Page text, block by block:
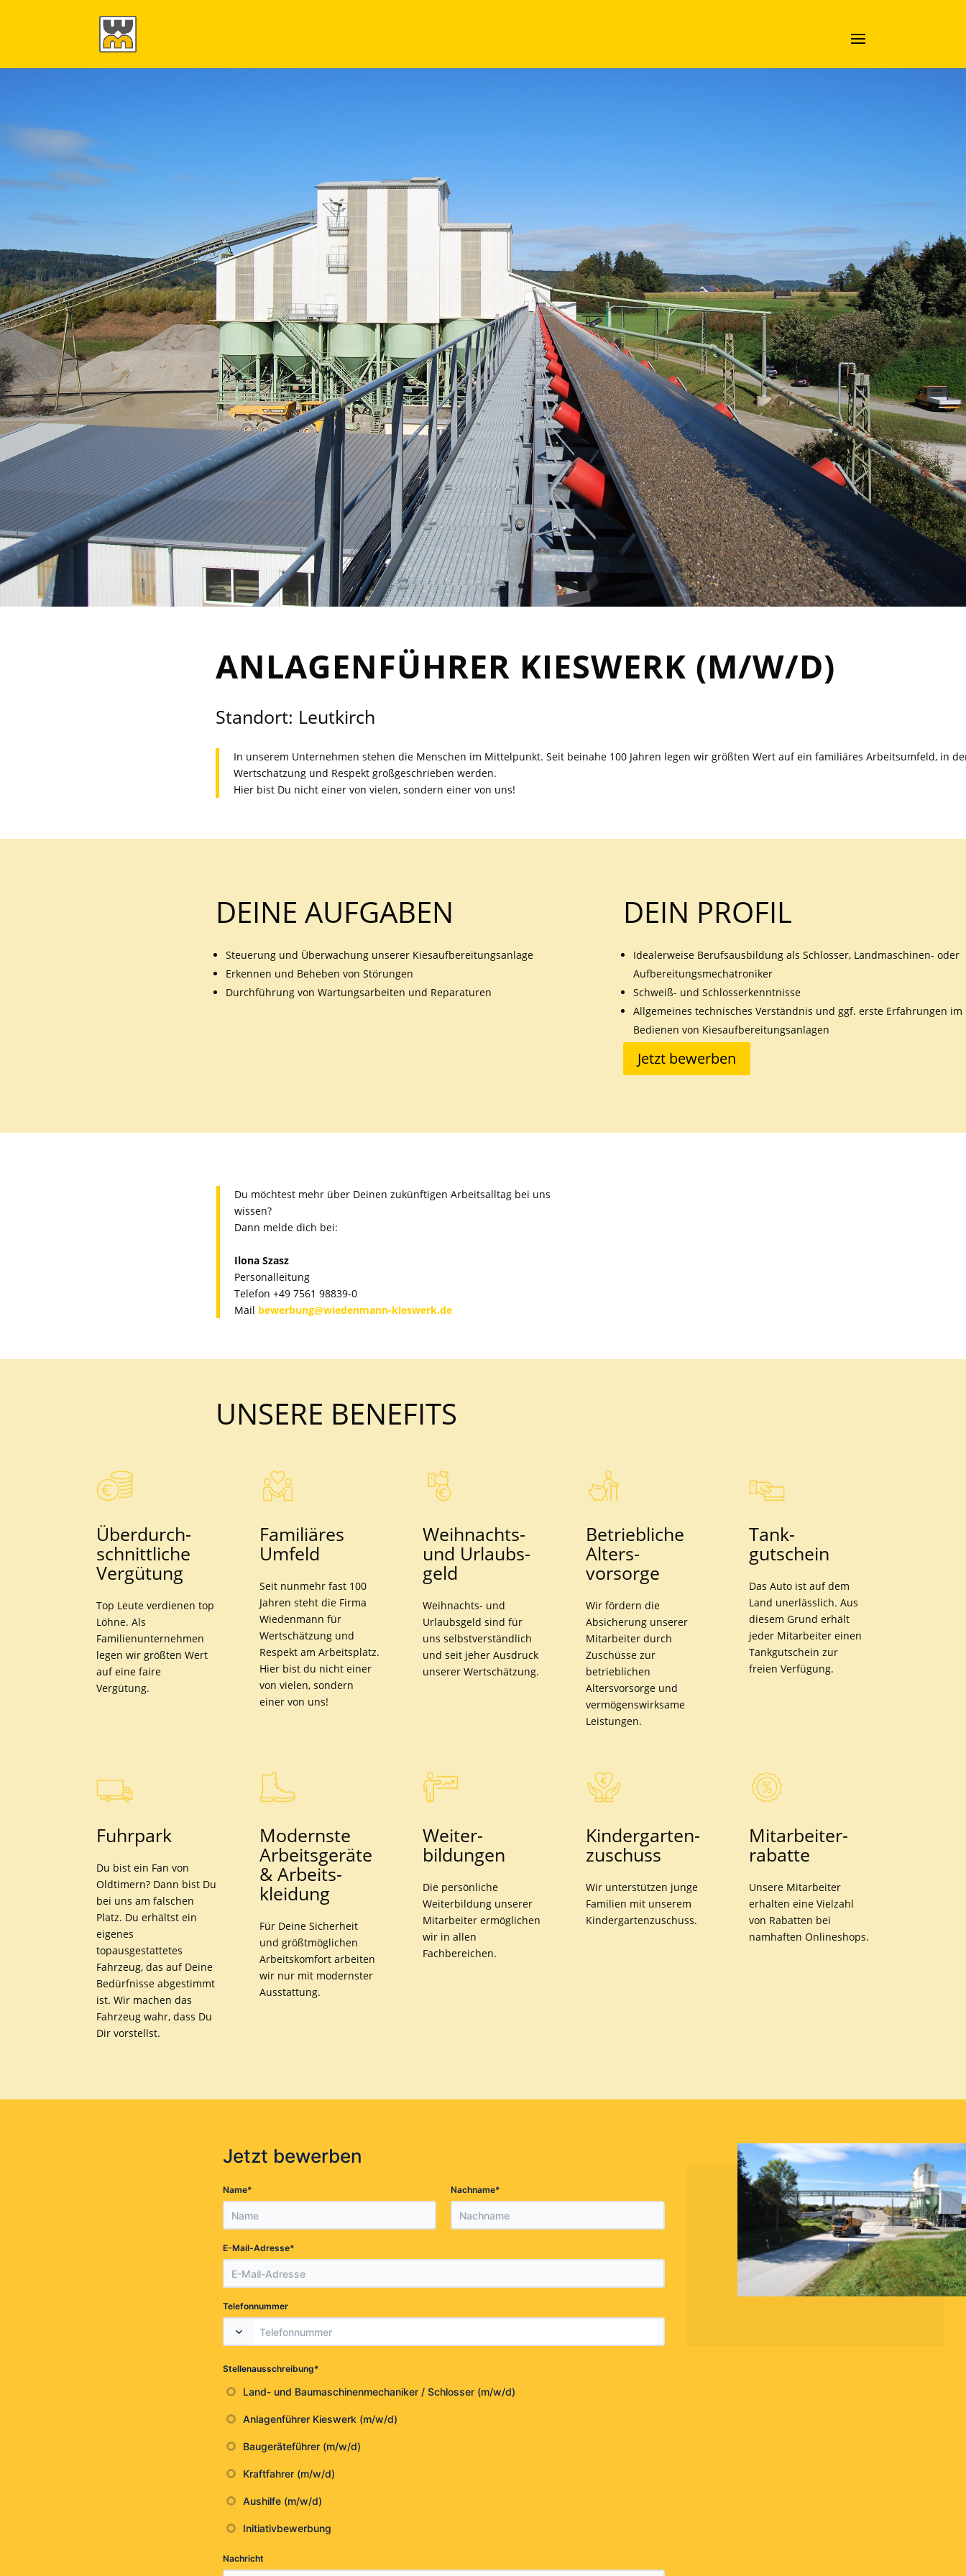
ANLAGEN­FÜHRER KIESWERK (M/W/D)
Standort: Leutkirch
In unserem Unternehmen stehen die Menschen im Mittelpunkt. Seit beinahe 100 Jahren legen wir größten Wert auf ein familiäres Arbeitsumfeld, in
Wertschätzung und Respekt großgeschrieben werden.
Hier bist Du nicht einer von vielen, sondern einer von uns!
DEINE AUFGABEN
Steuerung und Überwachung unserer Kiesaufbereitungsanlage
Erkennen und Beheben von Störungen
Durchführung von Wartungsarbeiten und Reparaturen
DEIN PROFIL
Idealerweise Berufsausbildung als Schlosser, Landmaschinen- oder
Aufbereitungsmechatroniker
Schweiß- und Schlosserkenntnisse
Allgemeines technisches Verständnis und ggf. erste Erfahrungen im
Bedienen von Kiesaufbereitungsanlagen
Jetzt bewerben
Du möchtest mehr über Deinen zukünftigen Arbeitsalltag bei uns
wissen?
Dann melde dich bei:
Ilona Szasz
Personalleitung
Telefon +49 7561 98839-0
Mail bewerbung@wiedenmann-kieswerk.de
UNSERE BENEFITS
Über­durch­
schnitt­liche
Vergütung
Top Leute verdienen top
Löhne. Als
Familienunternehmen
legen wir größten Wert
auf eine faire
Vergütung.
Familiäres
Umfeld
Seit nunmehr fast 100
Jahren steht die Firma
Wiedenmann für
Wertschätzung und
Respekt am Arbeitsplatz.
Hier bist du nicht einer
von vielen, sondern
einer von uns!
Weih­nachts-
und Urlaubs­
geld
Weihnachts- und
Urlaubsgeld sind für
uns selbstverständlich
und seit jeher Ausdruck
unserer Wertschätzung.
Betrieb­liche
Alters­
vorsorge
Wir fördern die
Absicherung unserer
Mitarbeiter durch
Zuschüsse zur
betrieblichen
Altersvorsorge und
vermögenswirksame
Leistungen.
Tank­
gutschein
Das Auto ist auf dem
Land unerlässlich. Aus
diesem Grund erhält
jeder Mitarbeiter einen
Tankgutschein zur
freien Verfügung.
Fuhrpark
Du bist ein Fan von
Oldtimern? Dann bist Du
bei uns am falschen
Platz. Du erhältst ein
eigenes
topausgestattetes
Fahrzeug, das auf Deine
Bedürfnisse abgestimmt
ist. Wir machen das
Fahrzeug wahr, dass Du
Dir vorstellst.
Modernste
Arbeits­geräte
& Arbeits­
kleidung
Für Deine Sicherheit
und größtmöglichen
Arbeitskomfort arbeiten
wir nur mit modernster
Ausstattung.
Weiter­
bildungen
Die persönliche
Weiterbildung unserer
Mitarbeiter ermöglichen
wir in allen
Fachbereichen.
Kinder­garten­
zuschuss
Wir unterstützen junge
Familien mit unserem
Kindergartenzuschuss.
Mit­arbeiter­
rabatte
Unsere Mitarbeiter
erhalten eine Vielzahl
von Rabatten bei
namhaften Onlineshops.
Jetzt bewerben
Name* Nachname*
E-Mail-Adresse*
Telefonnummer
Stellenausschreibung*
Land- und Baumaschinenmechaniker / Schlosser (m/w/d)
Anlagenführer Kieswerk (m/w/d)
Baugeräteführer (m/w/d)
Kraftfahrer (m/w/d)
Aushilfe (m/w/d)
Initiativbewerbung
Nachricht